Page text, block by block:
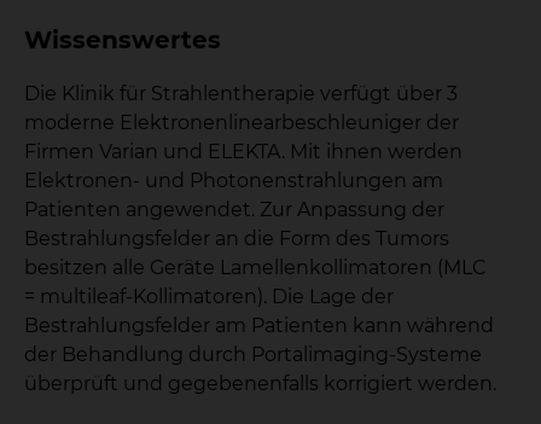
Wissenswertes
Die Klinik für Strahlentherapie verfügt über 3
moderne Elektronenlinearbeschleuniger der
Firmen Varian und ELEKTA. Mit ihnen werden
Elektronen- und Photonenstrahlungen am
Patienten angewendet. Zur Anpassung der
Bestrahlungsfelder an die Form des Tumors
besitzen alle Geräte Lamellenkollimatoren (MLC
= multileaf-Kollimatoren). Die Lage der
Bestrahlungsfelder am Patienten kann während
der Behandlung durch Portalimaging-Systeme
überprüft und gegebenenfalls korrigiert werden.